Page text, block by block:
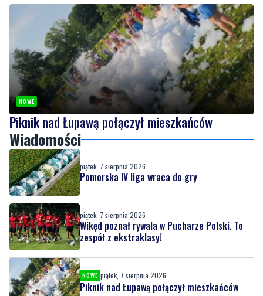
Wikęd poznał rywala w Pucharze Polski. To
zespół z ekstraklasy!
NOWE
Piknik nad Łupawą połączył mieszkańców
Wiadomości
Pomorska IV liga wraca do gry
piątek, 7 sierpnia 2026
Wikęd poznał rywala w Pucharze Polski. To
zespół z ekstraklasy!